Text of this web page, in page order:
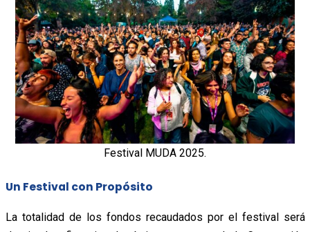
Festival MUDA 2025.
Un Festival con Propósito
La totalidad de los fondos recaudados por el festival será